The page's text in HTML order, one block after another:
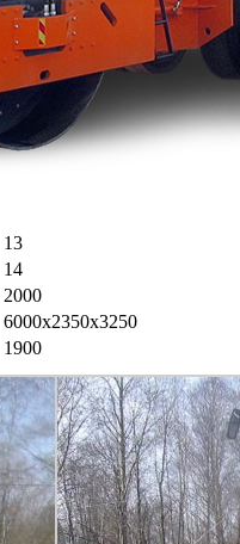
13
14
2000
6000x2350x3250
1900